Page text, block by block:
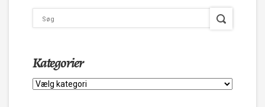
Kategorier
Kategorier